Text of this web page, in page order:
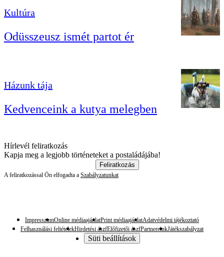
Kultúra
Odüsszeusz ismét partot ér
Házunk tája
Kedvenceink a kutya melegben
Hírlevél feliratkozás
Kapja meg a legjobb történeteket a postaládájába!
Feliratkozás
A feliratkozással Ön elfogadta a Szabályzatunkat
ImpresszumOnline médiaajánlatPrint médiaajánlatAdatvédelmi tájékoztató
Felhasználási feltételekHirdetési ászfElőfizetői ászfPartnereinkJátékszabályzat
Süti beállítások